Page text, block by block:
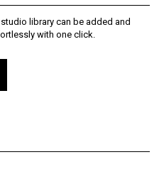
library can be added and
with one click.